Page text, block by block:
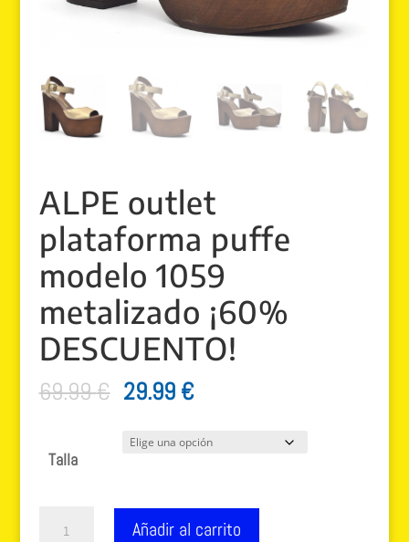
ALPE outlet
plataforma puffe
modelo 1059
metalizado ¡60%
DESCUENTO!
69.99€ El
original
69.99 €.
29.99 €El
actual
29.99 €.
Talla
Añadir al carrito